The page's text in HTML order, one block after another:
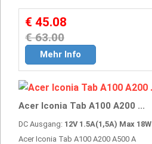
€ 45.08
€ 63.00
Mehr Info
Acer Iconia Tab A100 A200 ...
DC Ausgang: 12V 1.5A(1,5A) Max 18W
Acer Iconia Tab A100 A200 A500 A